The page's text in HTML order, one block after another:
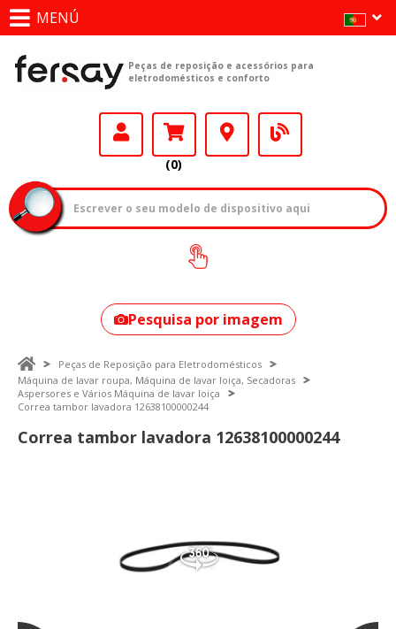
MENÚ
Peças de reposição e acessórios para
eletrodomésticos e conforto
(0)
Como encontrar
o seu modelo?
Pesquisa por imagem
Peças de Reposição para Eletrodomésticos
Máquina de lavar roupa, Máquina de lavar loiça, Secadoras
Aspersores e Vários Máquina de lavar loiça
Correa tambor lavadora 12638100000244
Correa tambor lavadora 12638100000244